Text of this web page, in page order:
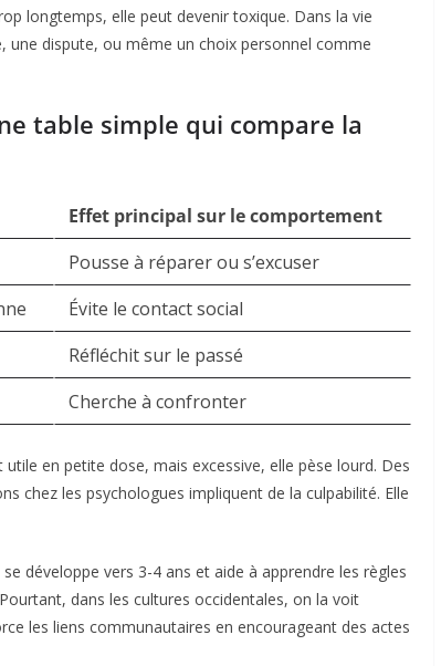
longtemps, elle peut devenir toxique. Dans la vie
une dispute, ou même un choix personnel comme
table simple qui compare la
Effet principal sur le comportement
Pousse à réparer ou s’excuser
Évite le contact social
Réfléchit sur le passé
Cherche à confronter
en petite dose, mais excessive, elle pèse lourd. Des
chez les psychologues impliquent de la culpabilité. Elle
développe vers 3-4 ans et aide à apprendre les règles
dans les cultures occidentales, on la voit
les liens communautaires en encourageant des actes